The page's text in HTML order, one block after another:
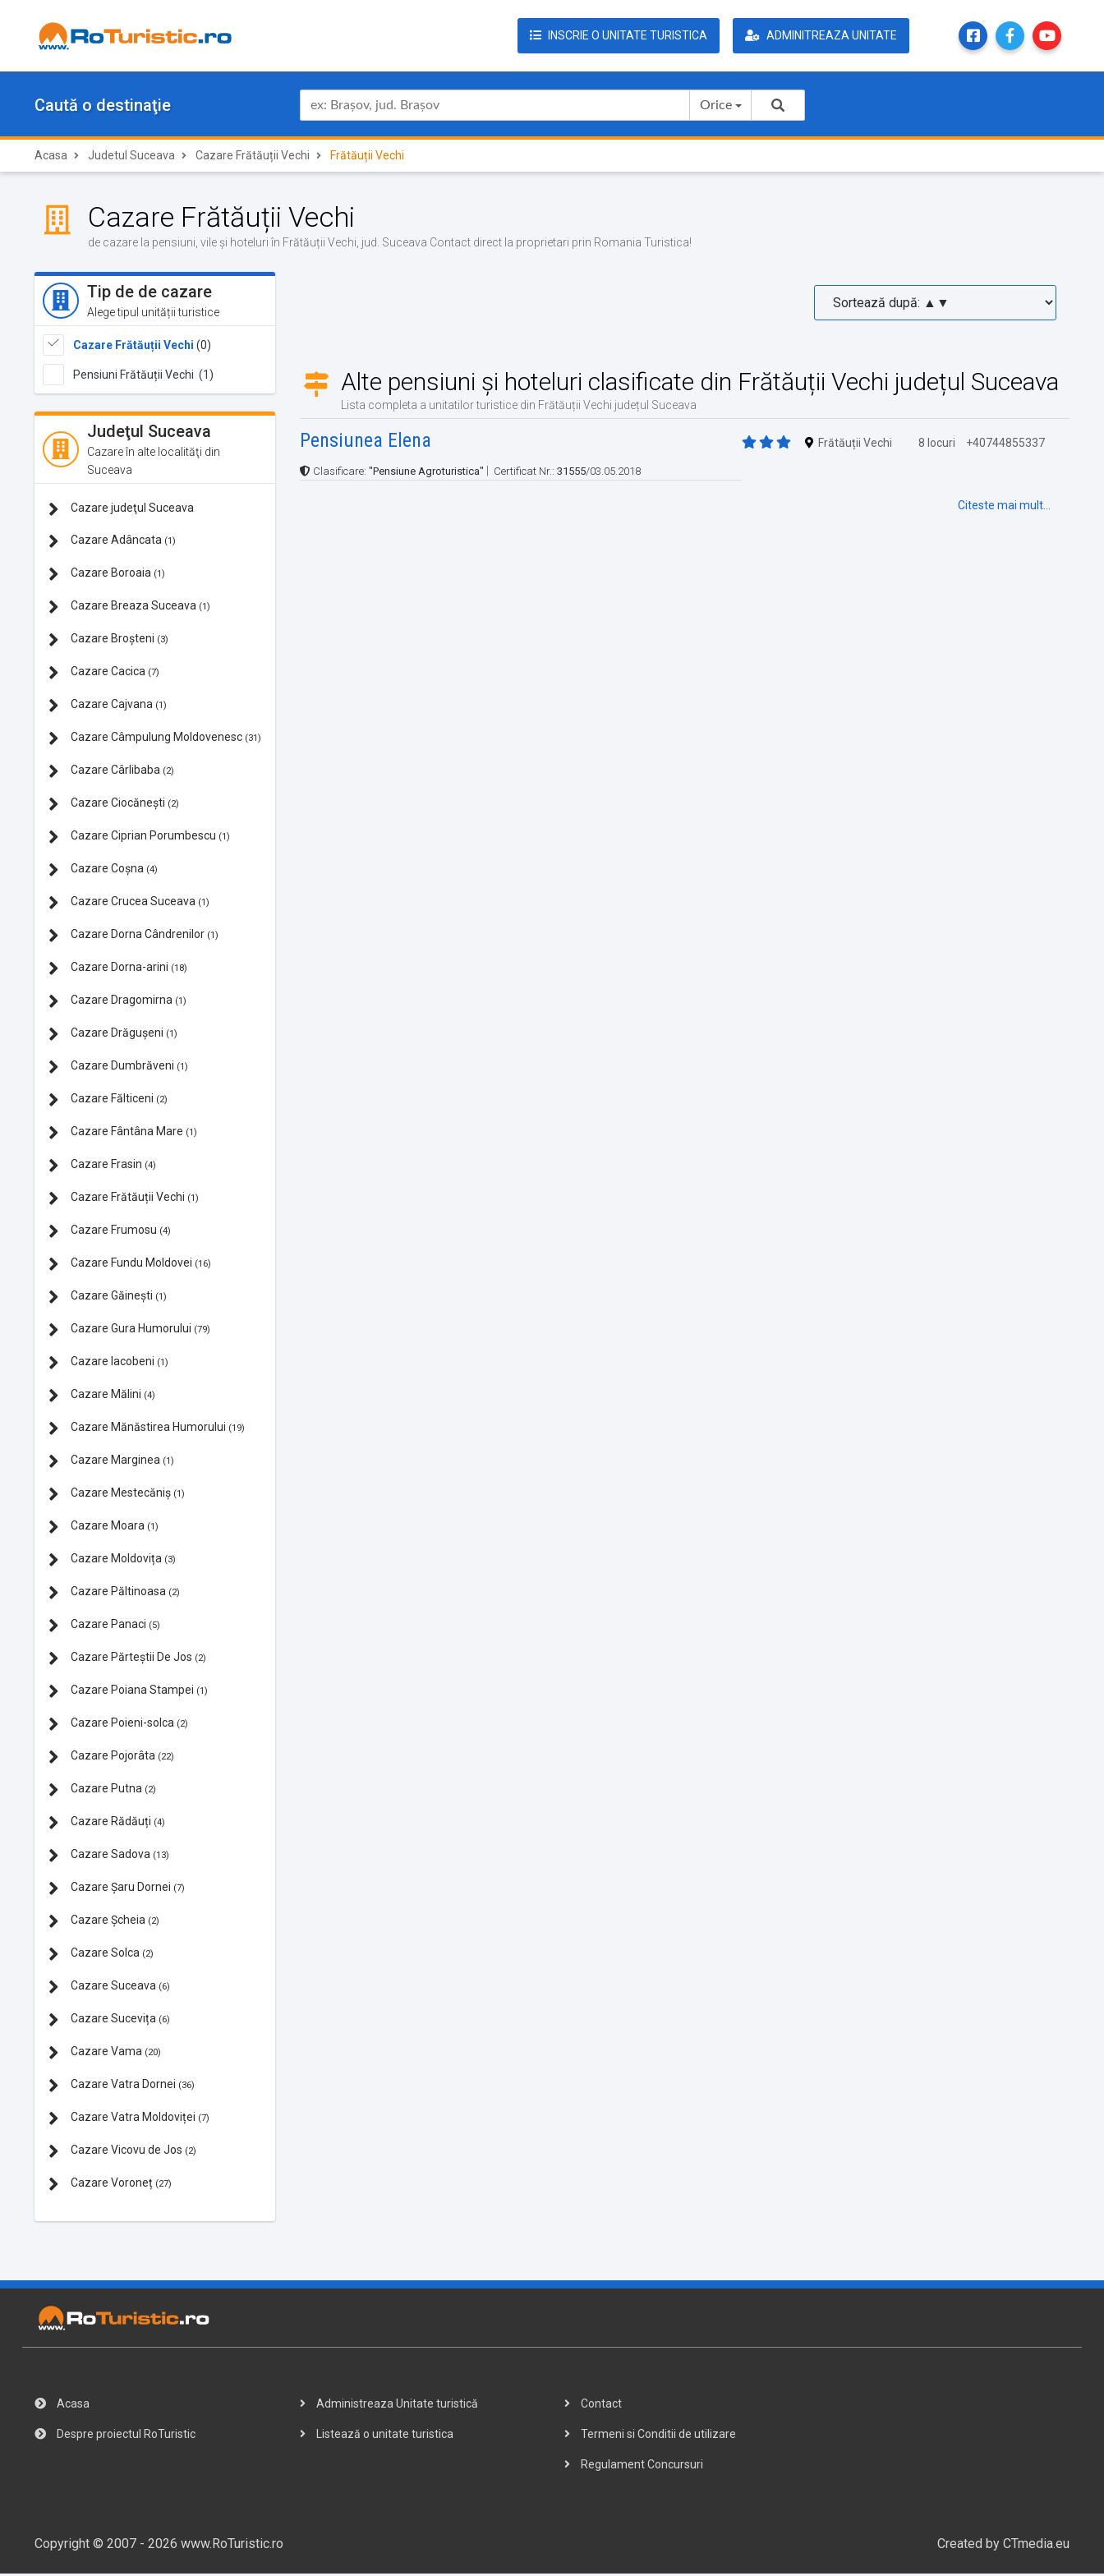
INSCRIE O UNITATE TURISTICA ADMINITREAZA UNITATE
Caută o destinaţie Orice
Acasa Judetul Suceava Cazare Frătăuții Vechi Frătăuții Vechi
Cazare Frătăuții Vechi
de cazare la pensiuni, vile și hoteluri în Frătăuții Vechi, jud. Suceava Contact direct la proprietari prin Romania Turistica!
Tip de de cazare
Alege tipul unității turistice
Cazare Frătăuții Vechi (0)
Pensiuni Frătăuții Vechi (1)
Judeţul Suceava
Cazare în alte localităţi din
Suceava
Cazare judeţul Suceava
Cazare Adâncata (1)
Cazare Boroaia (1)
Cazare Breaza Suceava (1)
Cazare Broșteni (3)
Cazare Cacica (7)
Cazare Cajvana (1)
Cazare Câmpulung Moldovenesc (31)
Cazare Cârlibaba (2)
Cazare Ciocănești (2)
Cazare Ciprian Porumbescu (1)
Cazare Coșna (4)
Cazare Crucea Suceava (1)
Cazare Dorna Cândrenilor (1)
Cazare Dorna-arini (18)
Cazare Dragomirna (1)
Cazare Drăgușeni (1)
Cazare Dumbrăveni (1)
Cazare Fălticeni (2)
Cazare Fântâna Mare (1)
Cazare Frasin (4)
Cazare Frătăuții Vechi (1)
Cazare Frumosu (4)
Cazare Fundu Moldovei (16)
Cazare Găinești (1)
Cazare Gura Humorului (79)
Cazare Iacobeni (1)
Cazare Mălini (4)
Cazare Mănăstirea Humorului (19)
Cazare Marginea (1)
Cazare Mestecăniș (1)
Cazare Moara (1)
Cazare Moldovița (3)
Cazare Păltinoasa (2)
Cazare Panaci (5)
Cazare Părteștii De Jos (2)
Cazare Poiana Stampei (1)
Cazare Poieni-solca (2)
Cazare Pojorâta (22)
Cazare Putna (2)
Cazare Rădăuți (4)
Cazare Sadova (13)
Cazare Şaru Dornei (7)
Cazare Şcheia (2)
Cazare Solca (2)
Cazare Suceava (6)
Cazare Sucevița (6)
Cazare Vama (20)
Cazare Vatra Dornei (36)
Cazare Vatra Moldoviței (7)
Cazare Vicovu de Jos (2)
Cazare Voroneț (27)
Alte pensiuni și hoteluri clasificate din Frătăuții Vechi județul Suceava
Lista completa a unitatilor turistice din Frătăuții Vechi județul Suceava
Pensiunea Elena Frătăuții Vechi 8 locuri +40744855337
Clasificare: "Pensiune Agroturistica" Certificat Nr.: 31555/03.05.2018
Citeste mai mult...
Acasa
Despre proiectul RoTuristic
Administreaza Unitate turistică
Listează o unitate turistica
Contact
Termeni si Conditii de utilizare
Regulament Concursuri
Copyright © 2007 - 2026 www.RoTuristic.ro Created by CTmedia.eu